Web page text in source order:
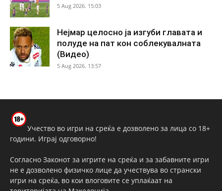
5 Aug 2026. 15:03
Нејмар целосно ја изгуби главата и
полуде на пат кон соблекувалната
(Видео)
5 Aug 2026. 13:57
Учество во игри на среќа е дозволено за лица со 18+
години. Играј одговорно!
Согласно Законот за игрите на среќа и за забавните игри
не е дозволено физичко лице да учествува во странски
игри на среќа, во кои влоговите се уплаќаат на